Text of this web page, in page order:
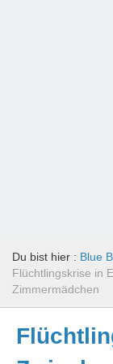
Du bist hier : Blue
Flüchtlingskrise in
Zimmermädchen